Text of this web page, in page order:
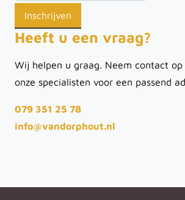
Heeft u een vraag?
Wij helpen u graag. Neem contact
onze specialisten voor een passend
079 351 25 78
info@vandorphout.nl